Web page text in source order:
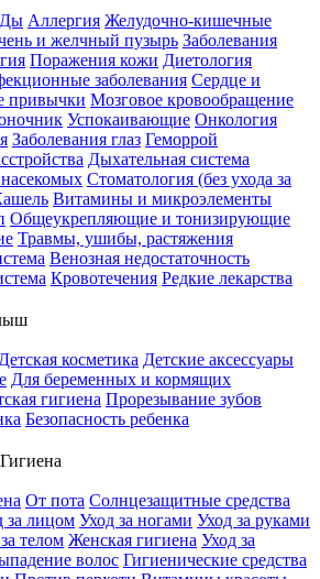
Аллергия Желудочно-кишечные
и желчный пузырь Заболевания
Поражения кожи Диетология
заболевания Сердце и
привычки Мозговое кровообращение
Успокаивающие Онкология
Заболевания глаз Геморрой
Дыхательная система
Стоматология (без ухода за
Витамины и микроэлементы
Общеукрепляющие и тонизирующие
Травмы, ушибы, растяжения
Венозная недостаточность
Кровотечения Редкие лекарства
Детская косметика Детские аксессуары
Для беременных и кормящих
гигиена Прорезывание зубов
Безопасность ребенка
От пота Солнцезащитные средства
за лицом Уход за ногами Уход за руками
телом Женская гигиена Уход за
волос Гигиенические средства